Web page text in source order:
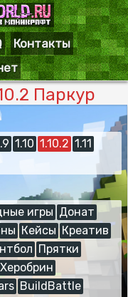
Контакты
Паркур
1.10 1.10.2 1.11
игры Донат
Кейсы Креатив
Прятки
Херобрин
BuildBattle